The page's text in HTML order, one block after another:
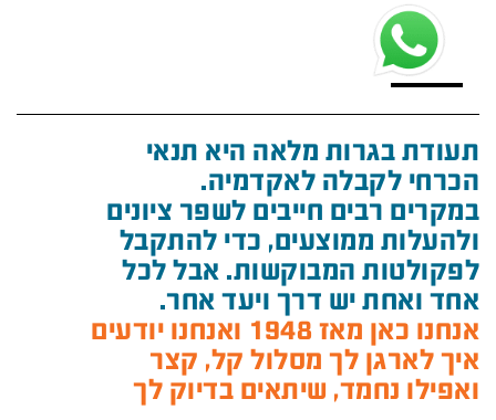
תעודת בגרות מלאה היא תנאי
הכרחי לקבלה לאקדמיה.
במקרים רבים חייבים לשפר ציונים
ולהעלות ממוצעים, כדי להתקבל
לפקולטות המבוקשות. אבל לכל
אחד ואחת יש דרך ויעד אחר.
אנחנו כאן מאז 1948 ואנחנו יודעים
איך לארגן לך מסלול קל, קצר
ואפילו נחמד, שיתאים בדיוק לך